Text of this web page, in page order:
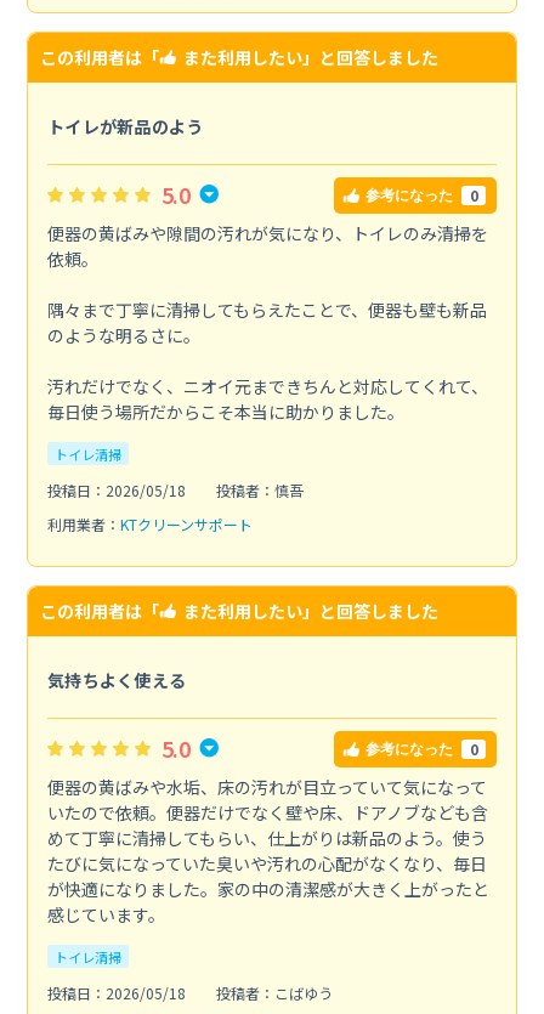
この利用者は「 また利用したい」と回答しました
トイレが新品のよう
5.0 参考になった 0
便器の黄ばみや隙間の汚れが気になり、トイレのみ清掃を
依頼。
隅々まで丁寧に清掃してもらえたことで、便器も壁も新品
のような明るさに。
汚れだけでなく、ニオイ元まできちんと対応してくれて、
毎日使う場所だからこそ本当に助かりました。
トイレ清掃
投稿日：2026/05/18
投稿者：慎吾
利用業者： KTクリーンサポート
この利用者は「 また利用したい」と回答しました
気持ちよく使える
5.0 参考になった 0
便器の黄ばみや水垢、床の汚れが目立っていて気になって
いたので依頼。便器だけでなく壁や床、ドアノブなども含
めて丁寧に清掃してもらい、仕上がりは新品のよう。使う
たびに気になっていた臭いや汚れの心配がなくなり、毎日
が快適になりました。家の中の清潔感が大きく上がったと
感じています。
トイレ清掃
投稿日：2026/05/18
投稿者：こばゆう